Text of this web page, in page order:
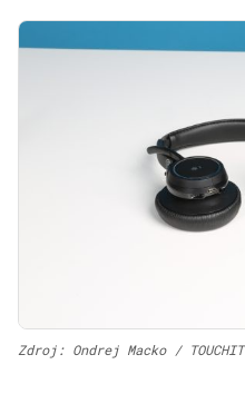
Zdroj: Ondrej Macko / TOUCHIT